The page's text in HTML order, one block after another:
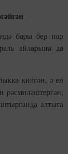
бары бер пар
айларына да
килгән, ә ел
рәсмиләштергән,
алтыга